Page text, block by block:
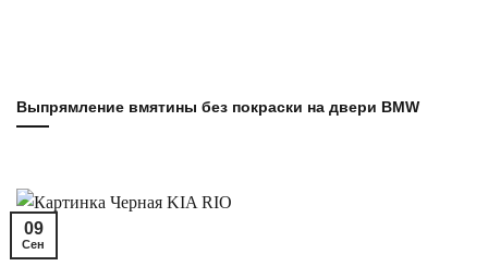
Выпрямление вмятины без покраски на двери BMW
09
Сен